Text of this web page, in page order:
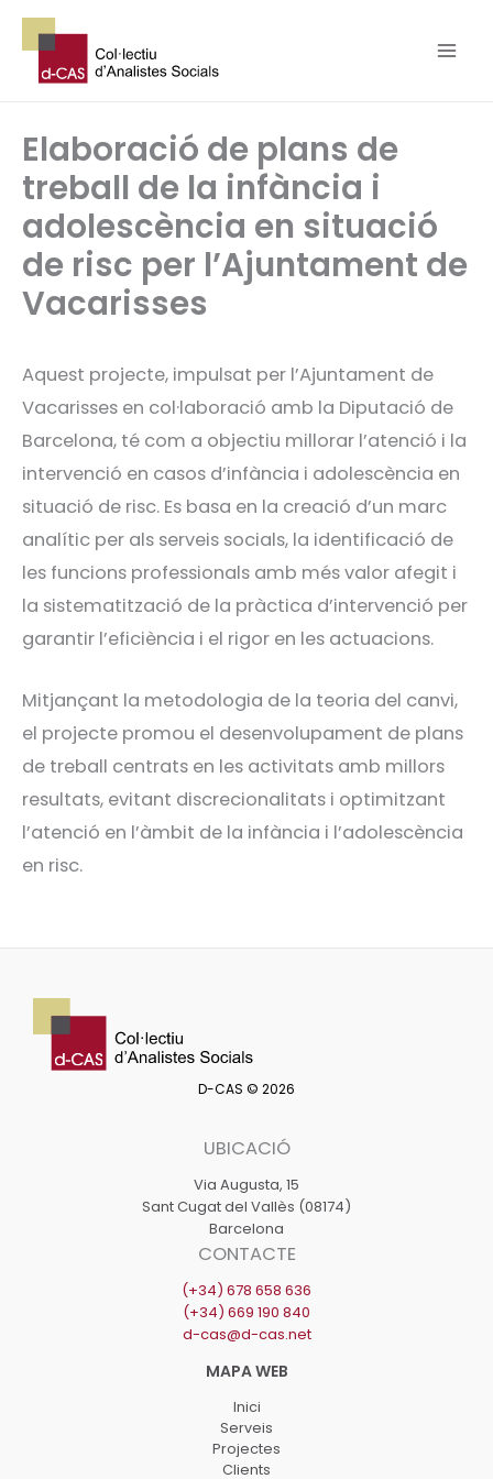
Vés
contingut
Elaboració de plans de
treball de la infància i
adolescència en situació
de risc per l’Ajuntament de
Vacarisses
Aquest projecte, impulsat per l’Ajuntament de
Vacarisses en col·laboració amb la Diputació de
Barcelona, té com a objectiu millorar l’atenció i la
intervenció en casos d’infància i adolescència en
situació de risc. Es basa en la creació d’un marc
analític per als serveis socials, la identificació de
les funcions professionals amb més valor afegit i
la sistematització de la pràctica d’intervenció per
garantir l’eficiència i el rigor en les actuacions.
Mitjançant la metodologia de la teoria del canvi,
el projecte promou el desenvolupament de plans
de treball centrats en les activitats amb millors
resultats, evitant discrecionalitats i optimitzant
l’atenció en l’àmbit de la infància i l’adolescència
en risc.
D-CAS © 2026
UBICACIÓ
Via Augusta, 15
Sant Cugat del Vallès (08174)
Barcelona
CONTACTE
(+34) 678 658 636
(+34) 669 190 840
d-cas@d-cas.net
Inici
Serveis
Projectes
Clients